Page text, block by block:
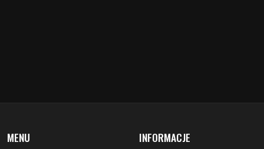
aktualności
zapowiedzi
redakcja
warunki prawne